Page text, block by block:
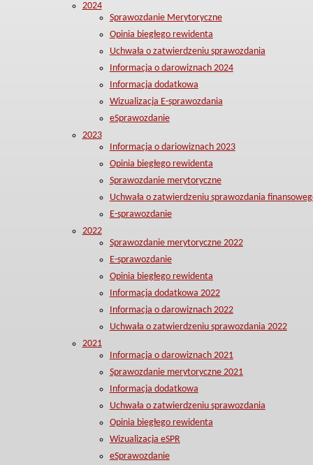
2024
Sprawozdanie Merytoryczne
Opinia biegłego rewidenta
Uchwała o zatwierdzeniu sprawozdania
Informacja o darowiznach 2024
Informacja dodatkowa
Wizualizacja E-sprawozdania
eSprawozdanie
2023
Informacja o dariowiznach 2023
Opinia biegłego rewidenta
Sprawozdanie merytoryczne
Uchwała o zatwierdzeniu sprawozdania
E-sprawozdanie
2022
Sprawozdanie merytoryczne 2022
E-sprawozdanie
Opinia biegłego rewidenta
Informacja dodatkowa 2022
Informacja o darowiznach 2022
Uchwała o zatwierdzeniu sprawozdania 2022
2021
Informacja o darowiznach 2021
Sprawozdanie merytoryczne 2021
Informacja dodatkowa
Uchwała o zatwierdzeniu sprawozdania
Opinia biegłego rewidenta
Wizualizacja eSPR
eSprawozdanie